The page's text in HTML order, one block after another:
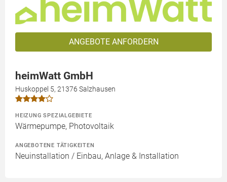
ANGEBOTE ANFORDERN
heimWatt GmbH
Huskoppel 5, 21376 Salzhausen
HEIZUNG SPEZIALGEBIETE
Wärmepumpe, Photovoltaik
ANGEBOTENE TÄTIGKEITEN
Neuinstallation / Einbau, Anlage & Installation